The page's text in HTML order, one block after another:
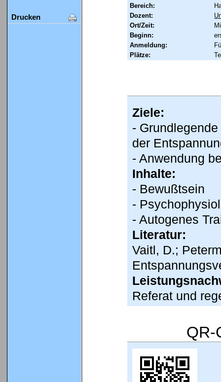
Drucken
Bereich:
Dozent:
Ort/Zeit:
Beginn:
Anmeldung:
Plätze:
Ziele:
-
der
- Anwendung
Inhalte:
- Bewußtsein
-
- Autogenes
Literatur:
Vaitl, D.;
Referat und
QR-